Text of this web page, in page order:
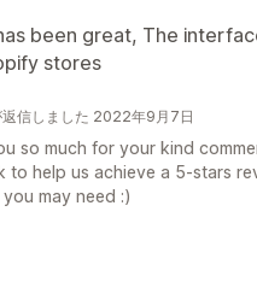
been great, The
stores
信しました 2022年9月7日
so much for your kind
to help us achieve a 5-stars
may need :)